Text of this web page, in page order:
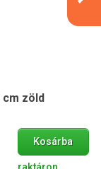
cm zöld
Kosárba